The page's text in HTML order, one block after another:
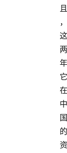
且
，
这
两
年
它
在
中
国
的
资